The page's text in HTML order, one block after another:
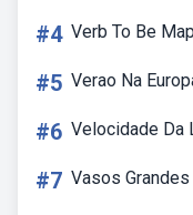
#4 Verb To Be
#5 Verao Na
#6 Velocidade Da
#7 Vasos